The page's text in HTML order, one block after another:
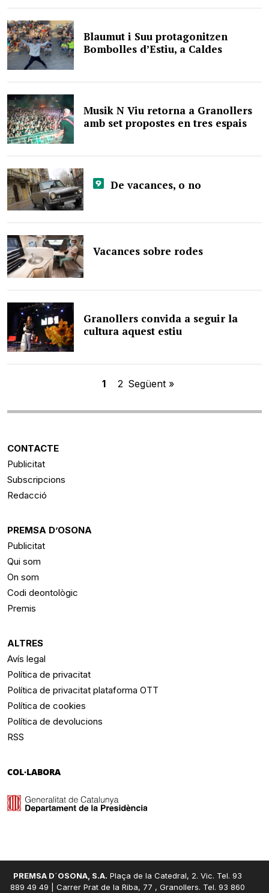
Blaumut i Suu protagonitzen
Bombolles d’Estiu, a Caldes
Musik N Viu retorna a Granollers
amb set propostes en tres espais
De vacances, o no
Vacances sobre rodes
Granollers convida a seguir la
cultura aquest estiu
1 2 Següent »
CONTACTE
Publicitat
Subscripcions
Redacció
PREMSA D’OSONA
Publicitat
Qui som
On som
Codi deontològic
Premis
ALTRES
Avís legal
Política de privacitat
Política de privacitat plataforma OTT
Política de cookies
Política de devolucions
RSS
COL·LABORA
PREMSA D´OSONA, S.A. Plaça de la Catedral, 2. Vic. Tel. 93
889 49 49 | Carrer Prat de la Riba, 77 , Granollers. Tel. 93 860